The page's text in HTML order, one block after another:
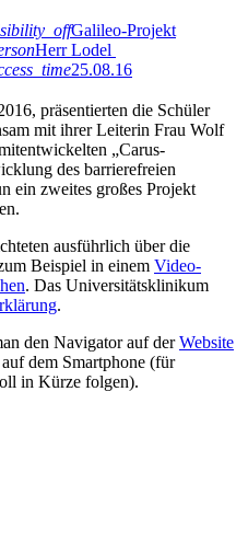
Galileo-Projekt
Herr Lodel
25.08.16
präsentierten die Schüler
mit ihrer Leiterin Frau Wolf
„Carus-
des barrierefreien
ein zweites großes Projekt
ausführlich über die
Beispiel in einem Video-
. Das Universitätsklinikum
.
den Navigator auf derWebsite
dem Smartphone (für
in Kürze folgen).